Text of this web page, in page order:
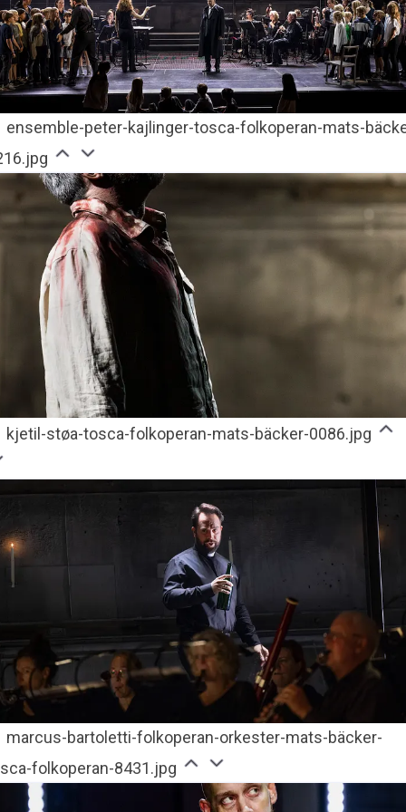
ensemble-peter-kajlinger-tosca-folkoperan-mats-
kjetil-støa-tosca-folkoperan-mats-bäcker-0086.jpg
marcus-bartoletti-folkoperan-orkester-mats-bäcker-
folkoperan-8431.jpg